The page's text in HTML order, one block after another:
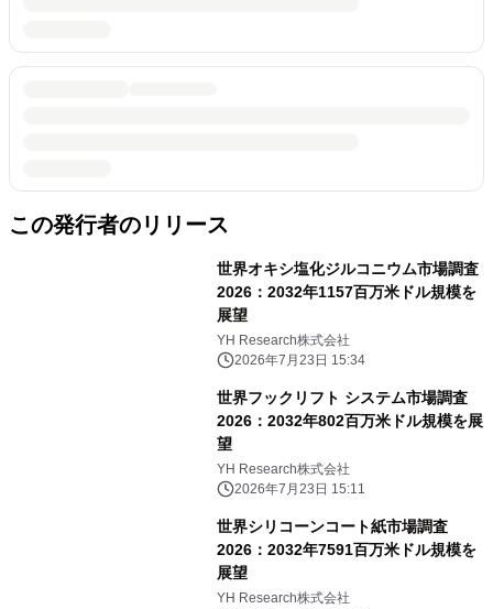
この発行者のリリース
世界オキシ塩化ジルコニウム市場調査
2026：2032年1157百万米ドル規模を
展望
YH Research株式会社
2026年7月23日 15:34
世界フックリフト システム市場調査
2026：2032年802百万米ドル規模を展
望
YH Research株式会社
2026年7月23日 15:11
世界シリコーンコート紙市場調査
2026：2032年7591百万米ドル規模を
展望
YH Research株式会社